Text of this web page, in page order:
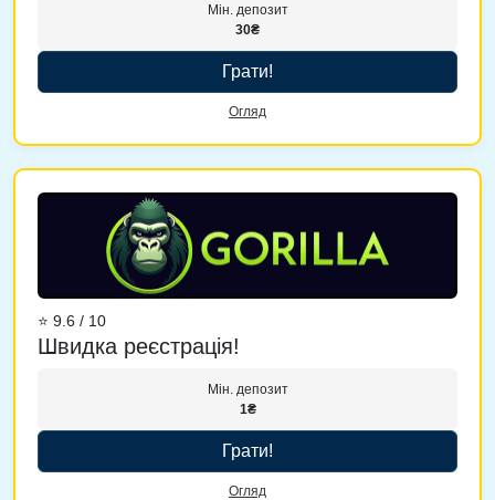
Мін. депозит
30₴
Грати!
Огляд
⭐ 9.6 / 10
Швидка реєстрація!
Мін. депозит
1₴
Грати!
Огляд